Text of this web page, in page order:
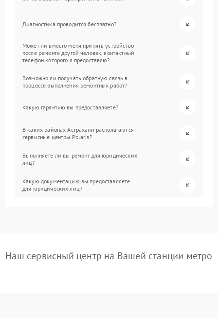
Диагностика проводится бесплатно?
Может ли вместо меня принять устройство
после ремонта другой человек, контактный
телефон которого я предоставлю?
Возможно ли получать обратную связь в
процессе выполнения ремонтных работ?
Какую гарантию вы предоставляете?
В каких районах Астрахани располагаются
сервисные центры Polaris?
Выполняете ли вы ремонт для юридических
лиц?
Какую документацию вы предоставляете
для юридических лиц?
Наш сервисный центр на Вашей станции метро